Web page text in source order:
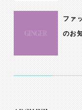
ファ
のお